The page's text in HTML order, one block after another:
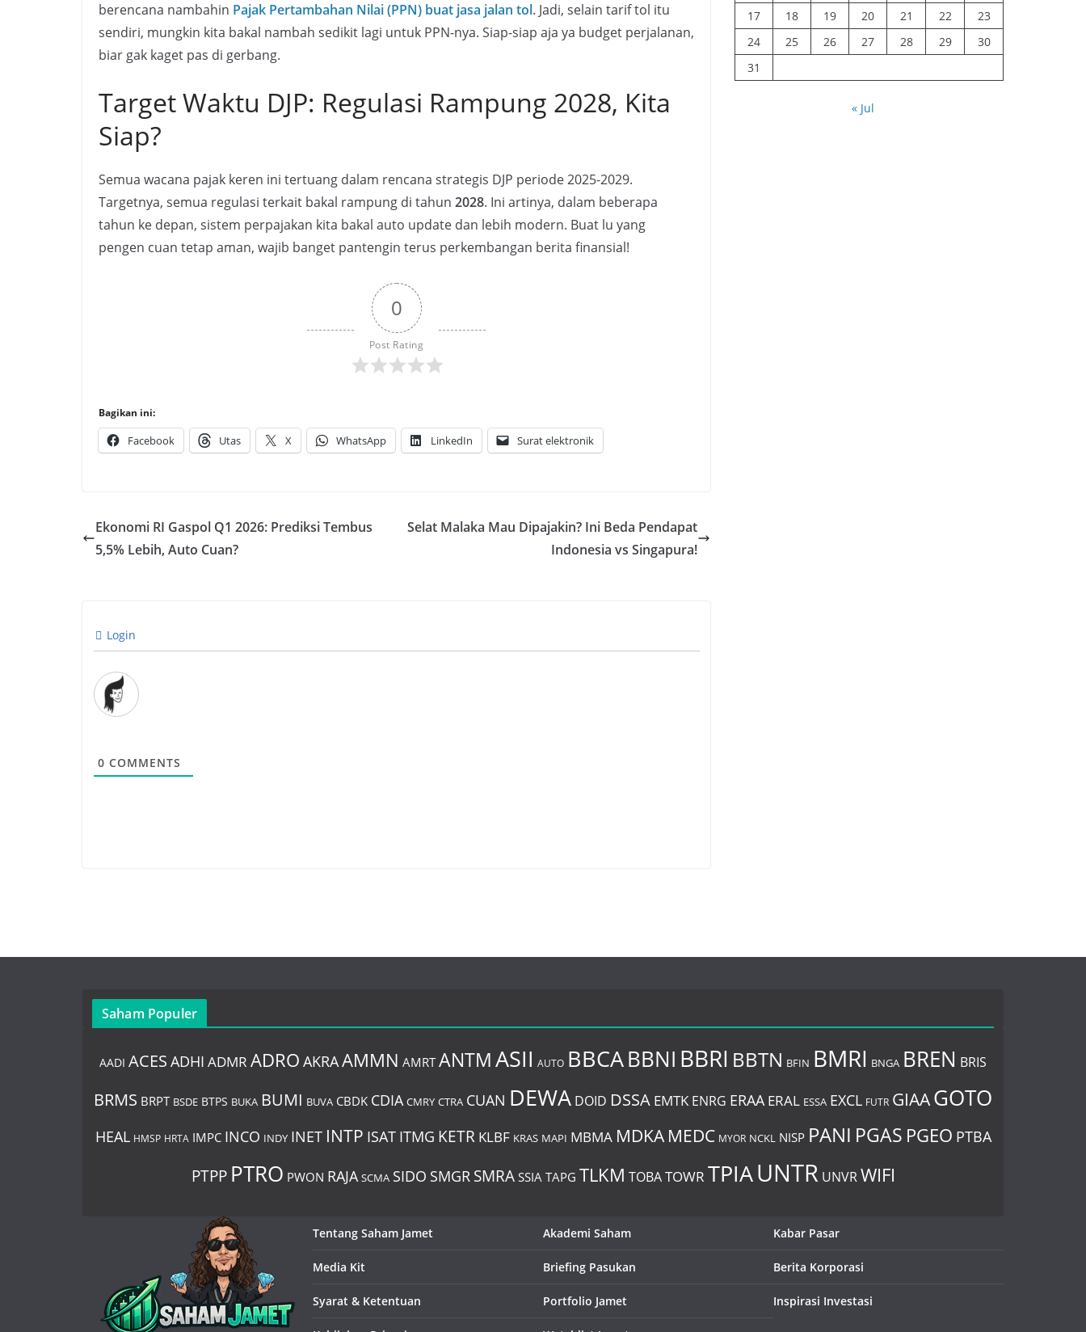
berencana nambahin Pajak Pertambahan Nilai (PPN) buat jasa jalan tol. Jadi, selain tarif tol itu
sendiri, mungkin kita bakal nambah sedikit lagi untuk PPN-nya. Siap-siap aja ya budget perjalanan,
biar gak kaget pas di gerbang.
Target Waktu DJP: Regulasi Rampung 2028, Kita
Siap?
Semua wacana pajak keren ini tertuang dalam rencana strategis DJP periode 2025-2029.
Targetnya, semua regulasi terkait bakal rampung di tahun 2028. Ini artinya, dalam beberapa
tahun ke depan, sistem perpajakan kita bakal auto update dan lebih modern. Buat lu yang
pengen cuan tetap aman, wajib banget pantengin terus perkembangan berita finansial!
0
Post Rating
Bagikan ini:
Facebook Utas X WhatsApp LinkedIn Surat elektronik
Ekonomi RI Gaspol Q1 2026: Prediksi Tembus
5,5% Lebih, Auto Cuan?
Selat Malaka Mau Dipajakin? Ini Beda Pendapat
Indonesia vs Singapura!
Login
0 COMMENTS
17
18 19 20 21 22
23
24
25 26 27 28 29
30
31
« Jul
Saham Populer
AADI ACES ADHI ADMR ADRO AKRAAMMN AMRT ANTMASII AUTO BBCABBNI BBRI BBTN BFIN BMRI BNGA BREN BRIS
BRMS BRPT BSDE BTPS BUKA BUMI BUVA CBDK CDIA CMRY CTRA CUAN DEWA DOID DSSA EMTK ENRG ERAA ERAL ESSA EXCL FUTR GIAAGOTO
HEAL HMSP HRTA IMPC INCO INDY INET INTP ISAT ITMG KETR KLBF KRAS MAPI MBMA MDKA MEDC MYOR NCKL NISP PANI PGAS PGEO PTBA
PTPP PTRO PWON RAJA SCMA SIDO SMGR SMRA SSIA TAPG TLKM TOBA TOWR TPIAUNTR UNVR WIFI
Tentang Saham Jamet
Media Kit
Syarat & Ketentuan
Akademi Saham
Briefing Pasukan
Portfolio Jamet
Kabar Pasar
Berita Korporasi
Inspirasi Investasi